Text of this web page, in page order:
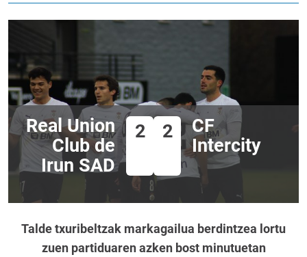
Real Union
Club de
Irun SAD
2 2
CF
Intercity
Talde txuribeltzak markagailua berdintzea lortu
zuen partiduaren azken bost minutuetan